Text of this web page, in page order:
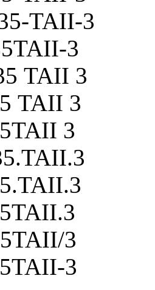
TAII-3
3
TAII 3
TAII 3
3
3
3